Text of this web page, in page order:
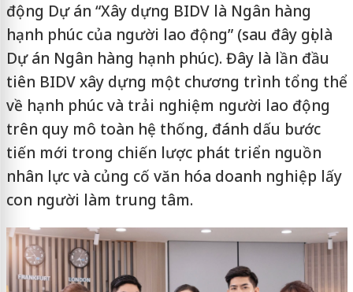
động Dự án “Xây dựng BIDV là Ngân hàng
hạnh phúc của người lao động” (sau đây gọi là
Dự án Ngân hàng hạnh phúc). Đây là lần đầu
tiên BIDV xây dựng một chương trình tổng thể
về hạnh phúc và trải nghiệm người lao động
trên quy mô toàn hệ thống, đánh dấu bước
tiến mới trong chiến lược phát triển nguồn
nhân lực và củng cố văn hóa doanh nghiệp lấy
con người làm trung tâm.